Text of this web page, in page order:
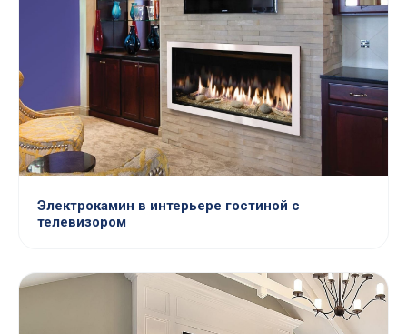
Электрокамин в интерьере гостиной с
телевизором